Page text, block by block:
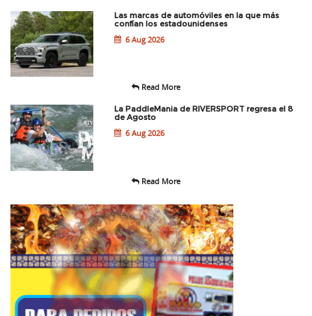
Las marcas de automóviles en la que más
confían los estadounidenses
6 Aug 2026
Read More
La PaddleMania de RIVERSPORT regresa el 8
de Agosto
6 Aug 2026
Read More